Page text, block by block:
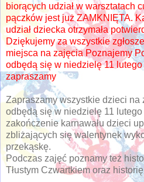
biorących udział w warsztatach
pączków jest już ZAMKNIĘTA.
udział dziecka otrzymała
Dziękujemy za wszystkie
miejsca na zajęcia Poznajemy
odbędą się w niedzielę 11
zapraszamy
Zapraszamy wszystkie dzieci na
odbędą się w niedzielę 11
zakończenie karnawału dzieci
zbliżających się walentynek
przekąskę.
Podczas zajęć poznamy też
Tłustym Czwartkiem oraz